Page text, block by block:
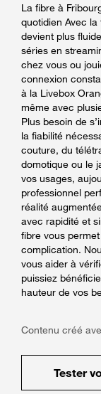
La fibre à
quotidien Avec
devient plus
séries en
chez vous ou
connexion
à la Livebox
même avec
Plus besoin de
la fiabilité
couture, du
domotique ou le
vos usages,
professionnel
réalité
avec rapidité et
fibre vous
complication.
vous aider à
puissiez
hauteur de vos
Contenu créé
Tester